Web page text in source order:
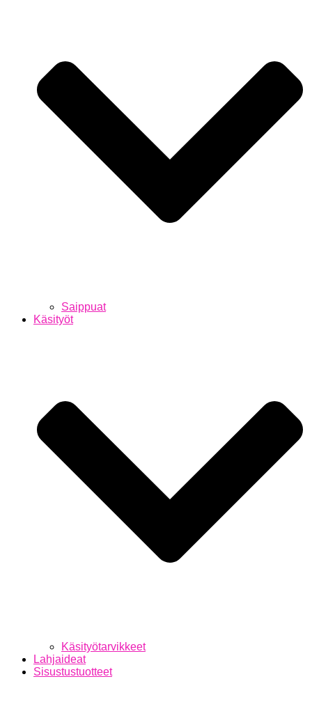
Saippuat
Käsityöt
Käsityötarvikkeet
Lahjaideat
Sisustustuotteet